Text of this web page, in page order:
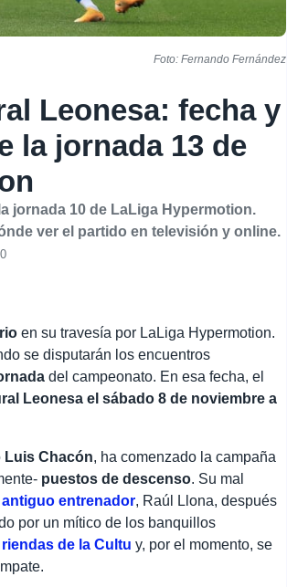
Foto: Fernando Fernández
Leonesa: fecha y
la jornada 13 de
jornada 10 de LaLiga Hypermotion.
ver el partido en televisión y online.
en su travesía por LaLiga Hypermotion.
se disputarán los encuentros
del campeonato. En esa fecha, el
Leonesa el sábado 8 de noviembre a
Luis Chacón, ha comenzado la campaña
puestos de descenso. Su mal
entrenador, Raúl Llona, después
por un mítico de los banquillos
de la Cultu y, por el momento, se